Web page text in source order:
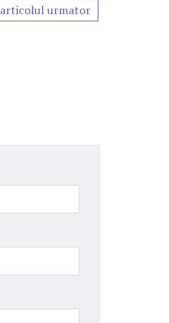
articolul urmator